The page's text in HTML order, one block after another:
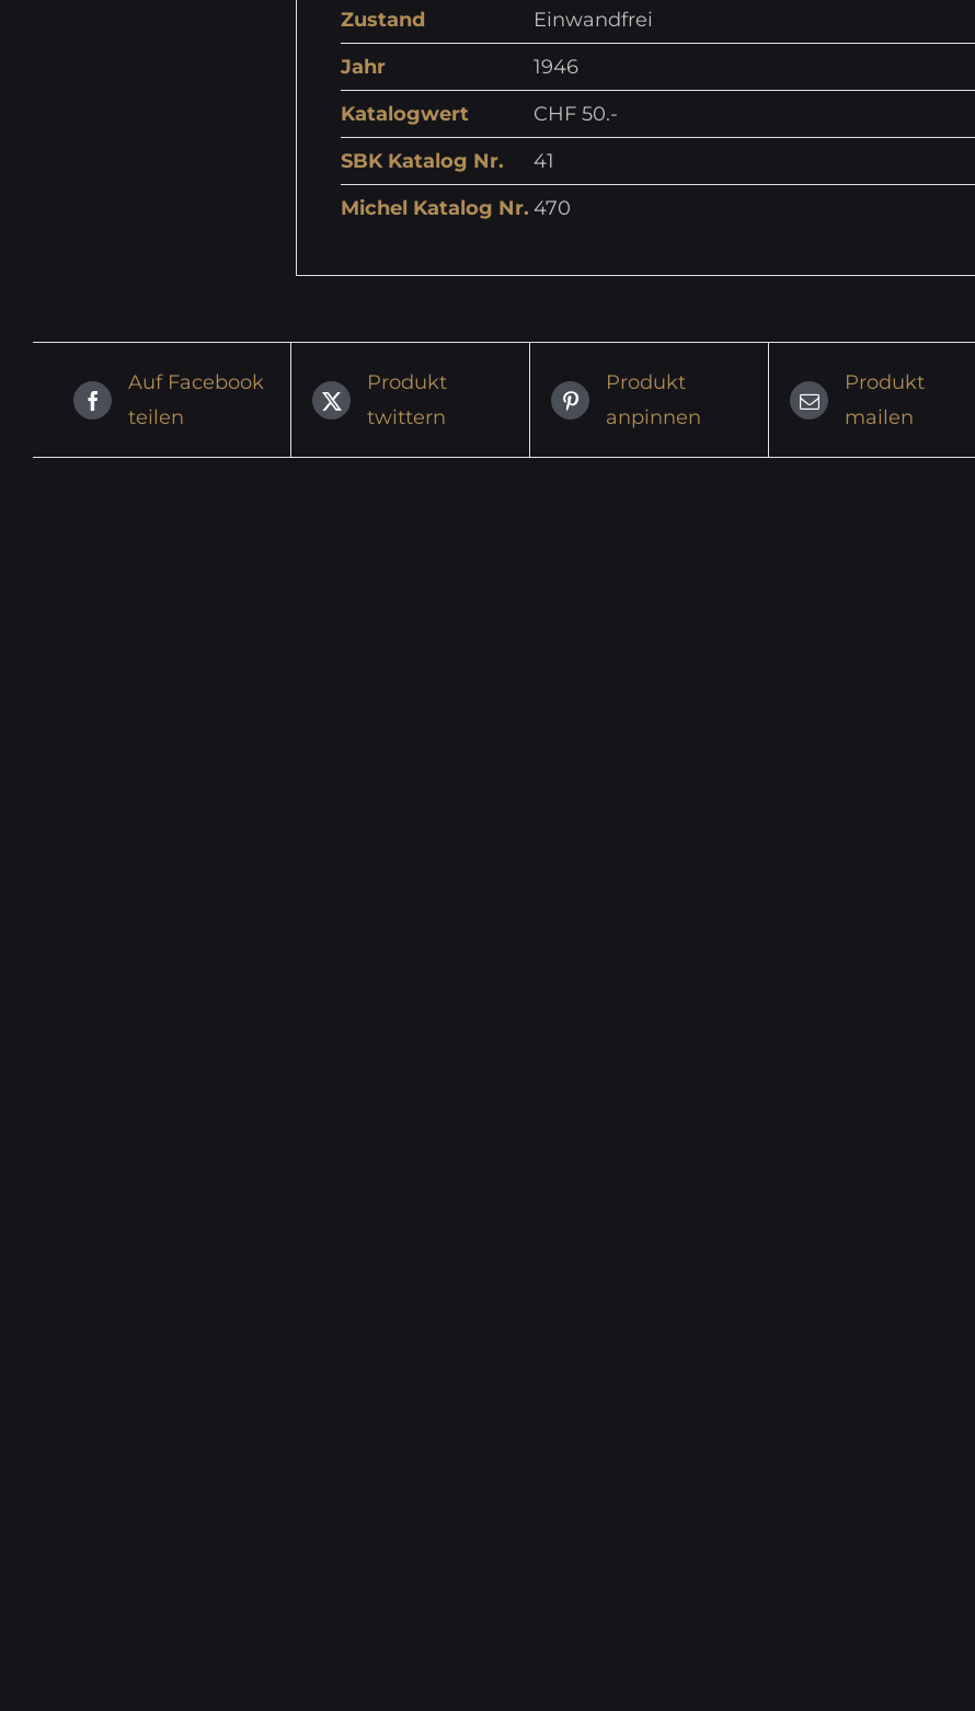
Zustand
Einwandfrei
Jahr
1946
Katalogwert
CHF 50.-
SBK Katalog Nr.
41
Michel Katalog Nr. 470
Auf Facebook
teilen
Produkt
twittern
Produkt
anpinnen
Produkt
mailen